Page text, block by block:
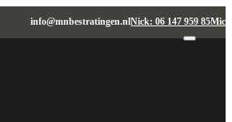
info@mnbestratingen.nlNick: 06 147 959 85